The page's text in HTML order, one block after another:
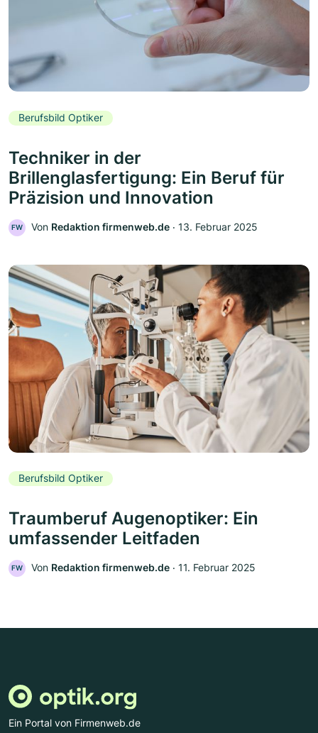
Berufsbild Optiker
Techniker in der
Brillenglasfertigung: Ein Beruf für
Präzision und Innovation
FW Von Redaktion firmenweb.de ‧ 13. Februar 2025
Berufsbild Optiker
Traumberuf Augenoptiker: Ein
umfassender Leitfaden
FW Von Redaktion firmenweb.de ‧ 11. Februar 2025
Ein Portal von Firmenweb.de